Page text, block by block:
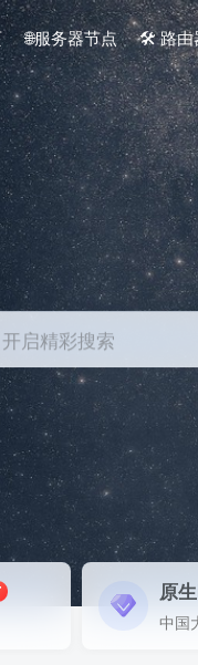
🌐服务器节点 🛠️ 路由
开启精彩搜索
原
中国